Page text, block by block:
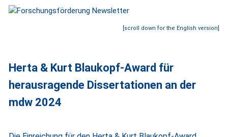
[scroll down for the English version]
Herta & Kurt Blaukopf-Award für
herausragende Dissertationen an der
mdw 2024